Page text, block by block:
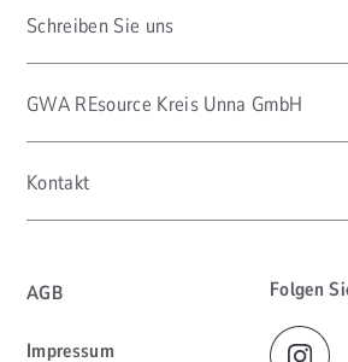
Schreiben Sie uns
GWA REsource Kreis Unna GmbH
Kontakt
AGB
Impressum
Folgen